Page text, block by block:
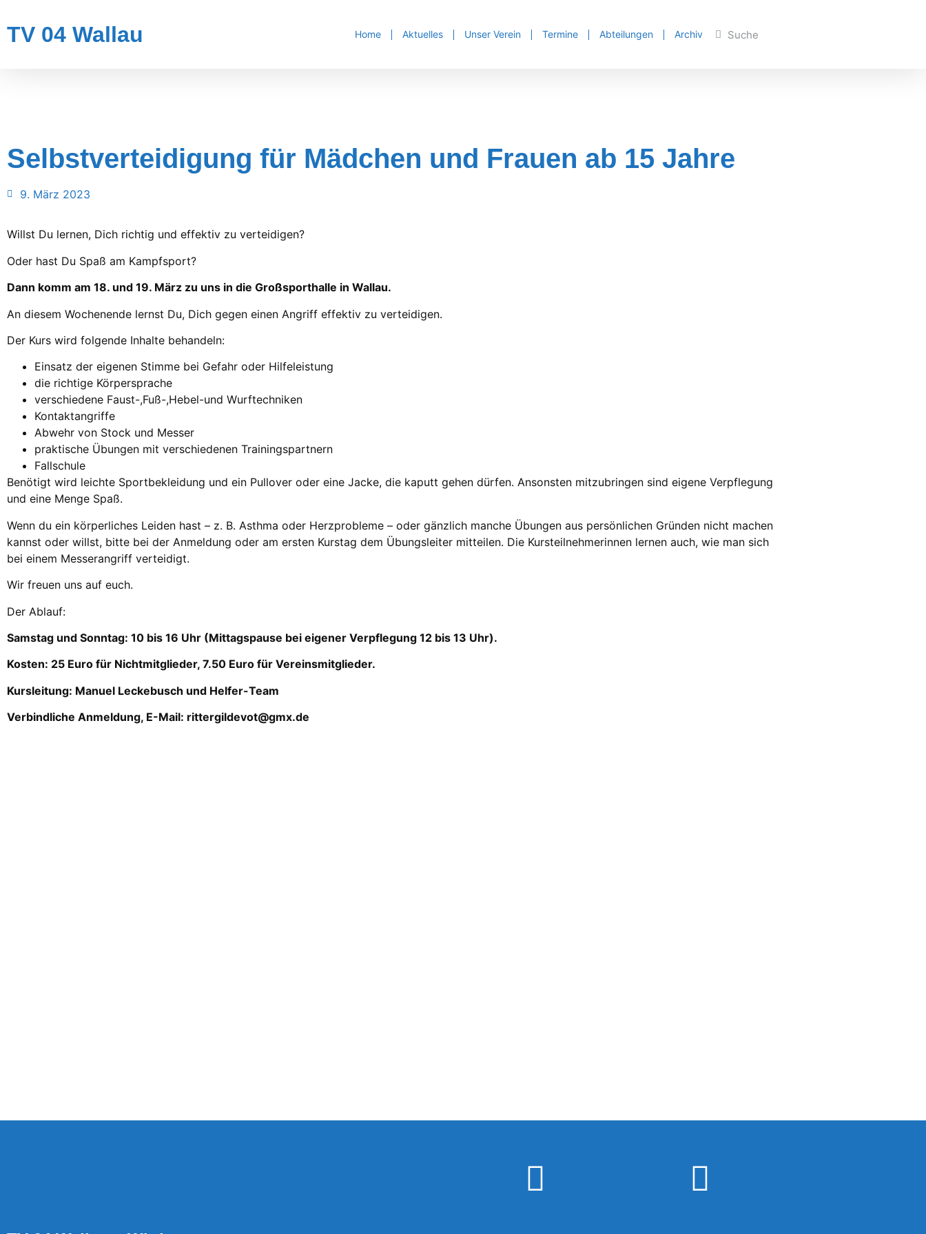
TV 04 Wallau Home Aktuelles Unser Verein Termine Abteilungen Archiv
Selbstverteidigung für Mädchen und Frauen ab 15 Jahre
9. März 2023
Willst Du lernen, Dich richtig und effektiv zu verteidigen?
Oder hast Du Spaß am Kampfsport?
Dann komm am 18. und 19. März zu uns in die Großsporthalle in Wallau.
An diesem Wochenende lernst Du, Dich gegen einen Angriff effektiv zu verteidigen.
Der Kurs wird folgende Inhalte behandeln:
Einsatz der eigenen Stimme bei Gefahr oder Hilfeleistung
die richtige Körpersprache
verschiedene Faust-,Fuß-,Hebel-und Wurftechniken
Kontaktangriffe
Abwehr von Stock und Messer
praktische Übungen mit verschiedenen Trainingspartnern
Fallschule
Benötigt wird leichte Sportbekleidung und ein Pullover oder eine Jacke, die kaputt gehen dürfen. Ansonsten mitzubringen sind eigene Verpflegung
und eine Menge Spaß.
Wenn du ein körperliches Leiden hast – z. B. Asthma oder Herzprobleme – oder gänzlich manche Übungen aus persönlichen Gründen nicht machen
kannst oder willst, bitte bei der Anmeldung oder am ersten Kurstag dem Übungsleiter mitteilen. Die Kursteilnehmerinnen lernen auch, wie man sich
bei einem Messerangriff verteidigt.
Wir freuen uns auf euch.
Der Ablauf:
Samstag und Sonntag: 10 bis 16 Uhr (Mittagspause bei eigener Verpflegung 12 bis 13 Uhr).
Kosten: 25 Euro für Nichtmitglieder, 7.50 Euro für Vereinsmitglieder.
Kursleitung: Manuel Leckebusch und Helfer-Team
Verbindliche Anmeldung, E-Mail: rittergildevot@gmx.de